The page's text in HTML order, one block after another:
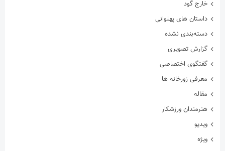
خارج گود
داستان های پهلوانی
دسته‌بندی نشده
گزارش تصویری
گفتگوی اختصاصی
معرفی زورخانه ها
مقاله
هنرمندان ورزشکار
ویدیو
ویژه